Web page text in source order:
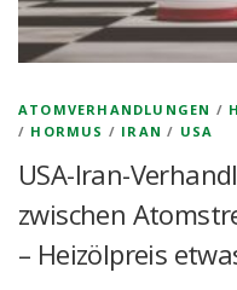
ATOMVERHANDLUNGEN /
/ HORMUS / IRAN / USA
USA-Iran-
zwischen
– Heizölpreis